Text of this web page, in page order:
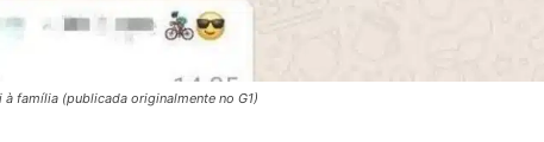
família (publicada originalmente no G1)